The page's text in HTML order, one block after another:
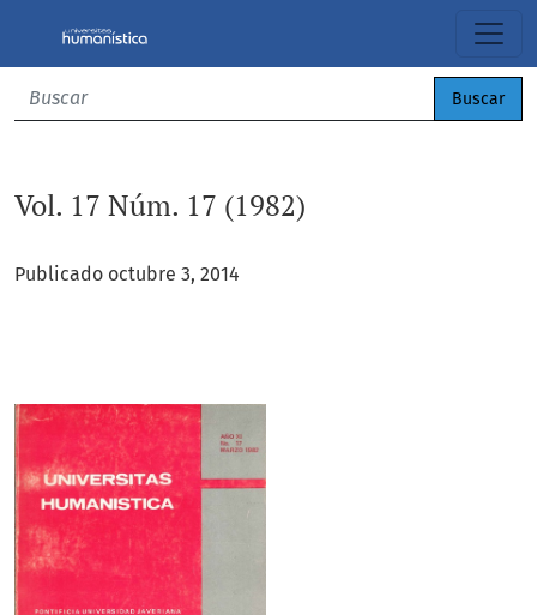
Buscar
Vol. 17 Núm. 17 (1982)
Publicado octubre 3, 2014